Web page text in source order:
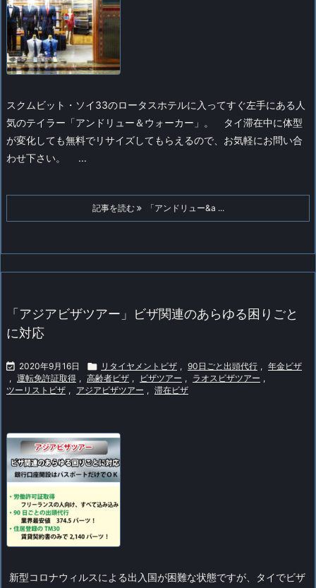
スクムビット・ソイ33のロータスホテルに入ってすぐ左手にある人
気のテイラー「アンドリュー＆ウォーカー」。
タイ滞在中に体型
が変化しても無料でリサイズしてもらえるので、お気軽にお問い合
わせ下さい。
...
記事を読む 「アンドリュー&a ...
「アジアビザツアー」ビザ関連のあらゆる困りごと
に対応
 2020年9月16日  リタイヤメントビザ , 90日ごと出頭代行 , 年金ビザ
, 運転免許証取得 , 高齢者ビザ , ビザツアー , ラオスビザツアー ,
ツーリストビザ , アジアビザツアー , 滞在ビザ
新型コロナウィルスによる出入国が困難な状態ですが、タイでビザ